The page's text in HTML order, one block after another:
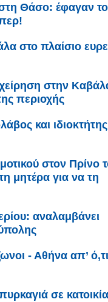
Θάσο: έφαγαν
στο πλαίσιο
στην
περιοχής
και
στον Πρίνο
μητέρα για να τη
αναλαμβάνει
- Αθήνα απ’
σε